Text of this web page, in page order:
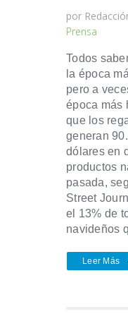
por
Prensa
Todos
la época
pero a
época más
que los
generan
dólares en
productos
pasada,
Street
el 13% de
navideños
Leer Más